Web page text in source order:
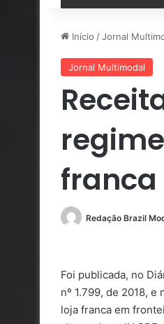
Início /Jornal
Jornal Multimodal
franca
Redação Brazil
Foi publicada, no
nº 1.799, de 2018,
loja franca em